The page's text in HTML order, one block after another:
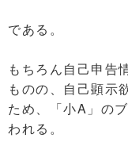
である。
もちろん自己申告
ものの、自己顕示
ため、「小A」の
われる。